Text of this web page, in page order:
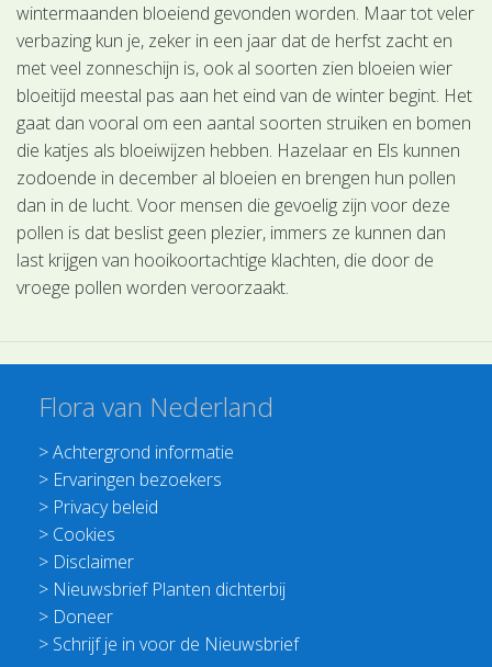
wintermaanden bloeiend gevonden worden. Maar tot veler
verbazing kun je, zeker in een jaar dat de herfst zacht en
met veel zonneschijn is, ook al soorten zien bloeien wier
bloeitijd meestal pas aan het eind van de winter begint. Het
gaat dan vooral om een aantal soorten struiken en bomen
die katjes als bloeiwijzen hebben. Hazelaar en Els kunnen
zodoende in december al bloeien en brengen hun pollen
dan in de lucht. Voor mensen die gevoelig zijn voor deze
pollen is dat beslist geen plezier, immers ze kunnen dan
last krijgen van hooikoortachtige klachten, die door de
vroege pollen worden veroorzaakt.
Flora van Nederland
>Achtergrond informatie
> Ervaringen bezoekers
> Privacy beleid
> Cookies
> Disclaimer
> Nieuwsbrief Planten dichterbij
> Doneer
> Schrijf je in voor de Nieuwsbrief